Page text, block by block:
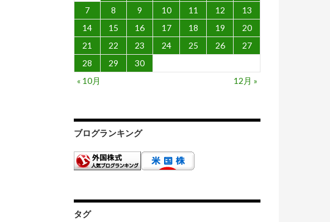
7
8 9 10 11 12
13
14
15 16 17 18 19
20
21
22 23 24 25 26
27
28
29
30
« 10月
12月 »
ブログランキング
タグ